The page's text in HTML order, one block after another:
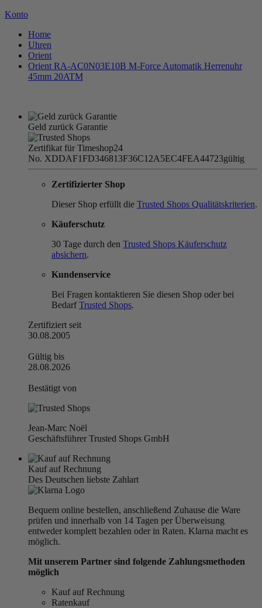
Konto
Home
Uhren
Orient
Orient RA-AC0N03E10B M-Force Automatik Herrenuhr
45mm 20ATM
Geld zurück Garantie
Zertifikat für Timeshop24
No. XDDAF1FD346813F36C12A5EC4FEA44723gültig
Zertifizierter Shop
Dieser Shop erfüllt die Trusted Shops Qualitätskriterien.
Käuferschutz
30 Tage durch den Trusted Shops Käuferschutz
absichern.
Kundenservice
Bei Fragen kontaktieren Sie diesen Shop oder bei
BedarfTrusted Shops.
Zertifiziert seit
30.08.2005
Gültig bis
28.08.2026
Bestätigt von
Jean-Marc Noël
Geschäftsführer Trusted Shops GmbH
Kauf auf Rechnung
Des Deutschen liebste Zahlart
Bequem online bestellen, anschließend Zuhause die Ware
prüfen und innerhalb von 14 Tagen per Überweisung
entweder komplett bezahlen oder in Raten. Klarna macht es
möglich.
Mit unserem Partner sind folgende Zahlungsmethoden
möglich
Kauf auf Rechnung
Ratenkauf